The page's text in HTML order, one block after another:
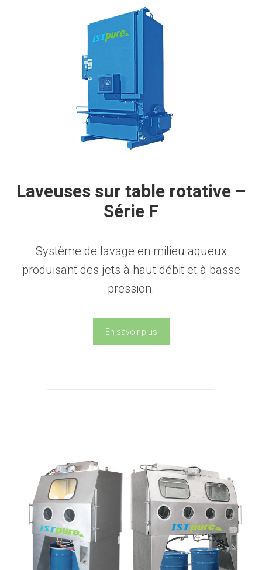
Laveuses sur table rotative –
Série F
Système de lavage en milieu aqueux
produisant des jets à haut débit et à basse
pression.
En savoir plus